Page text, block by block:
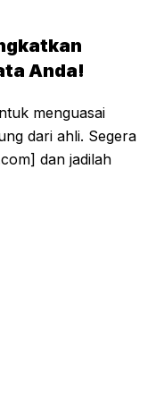
Anda!
menguasai
dari ahli. Segera
dan jadilah